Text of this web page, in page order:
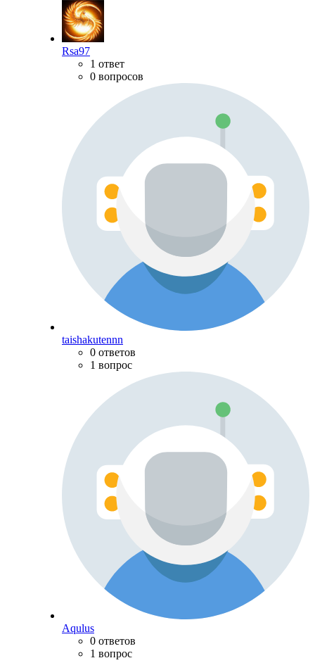
Rsa97
1 ответ
0 вопросов
taishakutennn
0 ответов
1 вопрос
Aqulus
0 ответов
1 вопрос